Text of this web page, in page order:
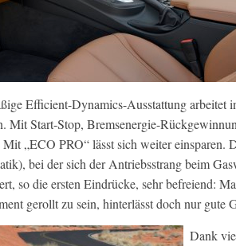
Efficient-Dynamics-Ausstattung arbeitet
Mit Start-Stop, Bremsenergie-
Mit „ECO PRO“ lässt sich weiter einsparen.
bei der sich der Antriebsstrang beim
so die ersten Eindrücke, sehr befreiend:
gerollt zu sein, hinterlässt doch nur gute
Dank